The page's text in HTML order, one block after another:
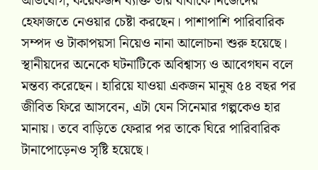
হেফাজতে নেওয়ার চেষ্টা করছেন। পাশাপাশি পারিবারিক
সম্পদ ও টাকাপয়সা নিয়েও নানা আলোচনা শুরু হয়েছে।
স্থানীয়দের অনেকে ঘটনাটিকে অবিশ্বাস্য ও আবেগঘন বলে
মন্তব্য করেছেন। হারিয়ে যাওয়া একজন মানুষ ৫৪ বছর পর
জীবিত ফিরে আসবেন, এটা যেন সিনেমার গল্পকেও হার
মানায়। তবে বাড়িতে ফেরার পর তাকে ঘিরে পারিবারিক
টানাপোড়েনও সৃষ্টি হয়েছে।